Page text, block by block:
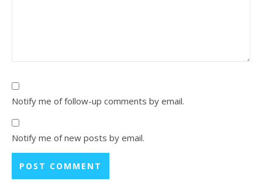
Notify me of follow-up comments by email.
Notify me of new posts by email.